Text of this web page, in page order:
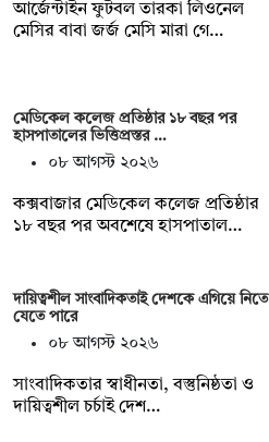
আর্জেন্টাইন ফুটবল তারকা লিওনেল
মেসির বাবা জর্জ মেসি মারা গে…
মেডিকেল কলেজ প্রতিষ্ঠার ১৮ বছর পর
হাসপাতালের ভিত্তিপ্রস্তর …
০৮ আগস্ট ২০২৬
কক্সবাজার মেডিকেল কলেজ প্রতিষ্ঠার
১৮ বছর পর অবশেষে হাসপাতাল…
দায়িত্বশীল সাংবাদিকতাই দেশকে এগিয়ে নিতে
যেতে পারে
০৮ আগস্ট ২০২৬
সাংবাদিকতার স্বাধীনতা, বস্তুনিষ্ঠতা ও
দায়িত্বশীল চর্চাই দেশ…